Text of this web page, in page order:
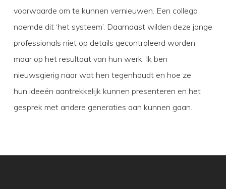
voorwaarde om te kunnen vernieuwen. Een collega
noemde dit ‘het systeem’. Daarnaast wilden deze jonge
professionals niet op details gecontroleerd worden
maar op het resultaat van hun werk. Ik ben
nieuwsgierig naar wat hen tegenhoudt en hoe ze
hun ideeën aantrekkelijk kunnen presenteren en het
gesprek met andere generaties aan kunnen gaan.